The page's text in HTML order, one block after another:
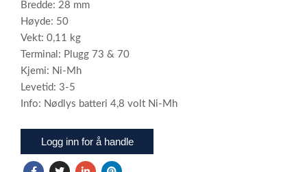
Bredde: 28 mm
Høyde: 50
Vekt: 0,11 kg
Terminal: Plugg 73 & 70
Kjemi: Ni-Mh
Levetid: 3-5
Info: Nødlys batteri 4,8 volt Ni-Mh
Logg inn for å handle